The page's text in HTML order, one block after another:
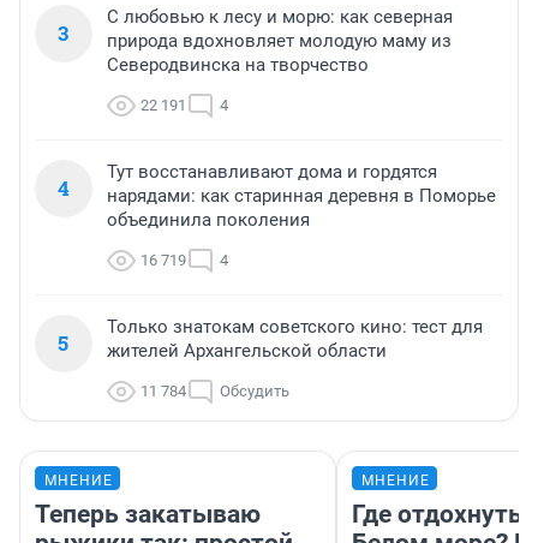
3
С любовью к лесу и морю: как северная
природа вдохновляет молодую маму из
Северодвинска на творчество
22 191 4
4
Тут восстанавливают дома и гордятся
нарядами: как старинная деревня в Поморье
объединила поколения
16 719 4
5
Только знатокам советского кино: тест для
жителей Архангельской области
11 784 Обсудить
МНЕНИЕ
Теперь закатываю
МНЕНИЕ
Где отдохнуть